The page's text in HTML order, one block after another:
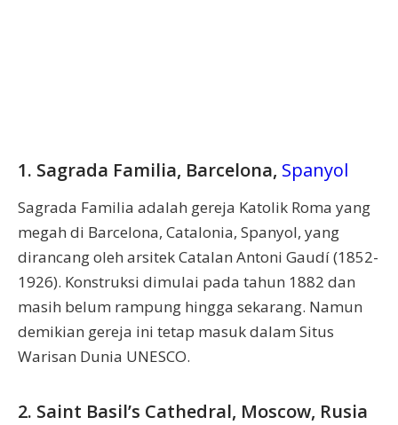
1. Sagrada Familia, Barcelona, Spanyol
Sagrada Familia adalah gereja Katolik Roma yang
megah di Barcelona, Catalonia, Spanyol, yang
dirancang oleh arsitek Catalan Antoni Gaudí (1852-
1926). Konstruksi dimulai pada tahun 1882 dan
masih belum rampung hingga sekarang. Namun
demikian gereja ini tetap masuk dalam Situs
Warisan Dunia UNESCO.
2. Saint Basil’s Cathedral, Moscow, Rusia